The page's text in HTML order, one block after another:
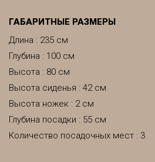
ГАБАРИТНЫЕ РАЗМЕРЫ
Длина : 235 см
Глубина : 100 см
Высота : 80 см
Высота сиденья : 42 см
Высота ножек : 2 см
Глубина посадки : 55 см
Количество посадочных мест : 3